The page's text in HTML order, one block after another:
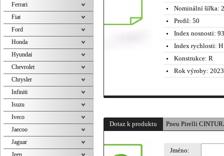
Nominální šířka:
Profil: 50
Index nosnosti:
Index rychlosti:
Konstrukce: R
Rok výroby:
Dotaz k produktu Pneu Pirelli
Jméno:
Ferrari
Fiat
Ford
Honda
Hyundai
Chevrolet
Chrysler
Infiniti
Isuzu
Iveco
Jaecoo
Jaguar
Jeep